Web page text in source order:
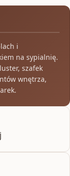
i
na sypialnię.
szafek
wnętrza,